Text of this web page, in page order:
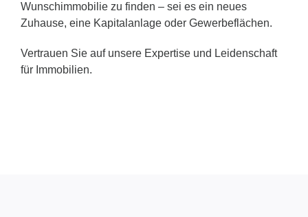
Wunschimmobilie zu finden – sei es ein neues
Zuhause, eine Kapitalanlage oder Gewerbeflächen.
Vertrauen Sie auf unsere Expertise und Leidenschaft
für Immobilien.